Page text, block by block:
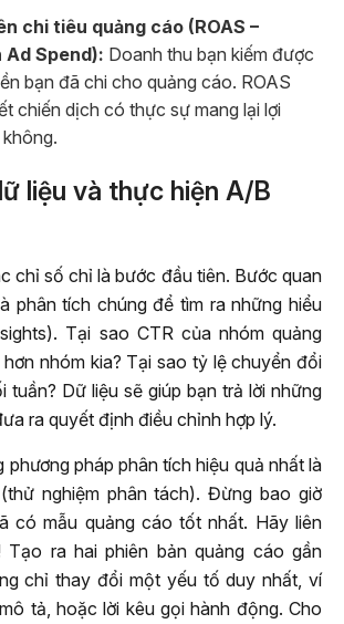
chi tiêu quảng cáo (ROAS –
Ad Spend): Doanh thu bạn kiếm được
bạn đã chi cho quảng cáo. ROAS
chiến dịch có thực sự mang lại lợi
liệu và thực hiện A/B
chỉ số chỉ là bước đầu tiên. Bước quan
phân tích chúng để tìm ra những hiểu
Tại sao CTR của nhóm quảng
nhóm kia? Tại sao tỷ lệ chuyển đổi
tuần? Dữ liệu sẽ giúp bạn trả lời những
ra quyết định điều chỉnh hợp lý.
phương pháp phân tích hiệu quả nhất là
(thử nghiệm phân tách). Đừng bao giờ
có mẫu quảng cáo tốt nhất. Hãy liên
Tạo ra hai phiên bản quảng cáo gần
chỉ thay đổi một yếu tố duy nhất, ví
tả, hoặc lời kêu gọi hành động. Cho